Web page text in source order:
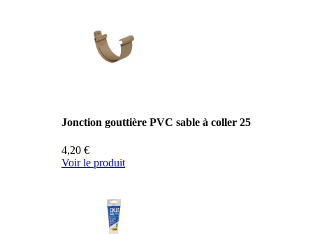
Jonction gouttière PVC sable à coller 25
4,20 €
Voir le produit